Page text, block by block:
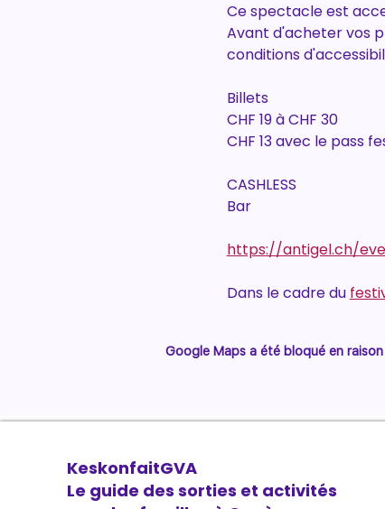
Ce spectacle est
Avant d'acheter vos
conditions
Billets
CHF 19 à CHF 30
CHF 13 avec le pass
CASHLESS
Bar
https://antigel.ch/
Dans le cadre du
Google Maps a été bloqué en
KeskonfaitGVA
Le guide des sorties et activités